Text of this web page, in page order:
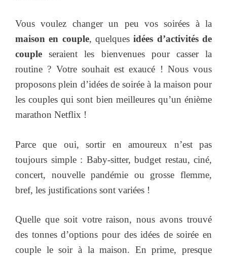
Vous voulez changer un peu vos soirées à la
maison en couple, quelques idées d’activités de
couple seraient les bienvenues pour casser la
routine ? Votre souhait est exaucé ! Nous vous
proposons plein d’idées de soirée à la maison pour
les couples qui sont bien meilleures qu’un énième
marathon Netflix !
Parce que oui, sortir en amoureux n’est pas
toujours simple : Baby-sitter, budget restau, ciné,
concert, nouvelle pandémie ou grosse flemme,
bref, les justifications sont variées !
Quelle que soit votre raison, nous avons trouvé
des tonnes d’options pour des idées de soirée en
couple le soir à la maison. En prime, presque